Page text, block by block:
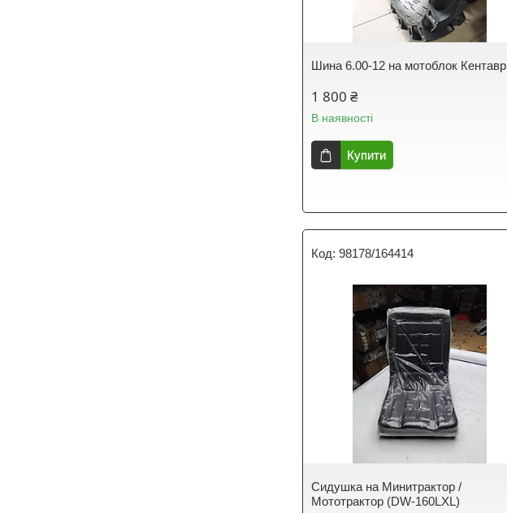
Шина 6.00-12 на мотоблок Кентавр
1 800 ₴
В наявності
Купити
98178/164414
Сидушка на Минитрактор /
Мототрактор (DW-160LXL)